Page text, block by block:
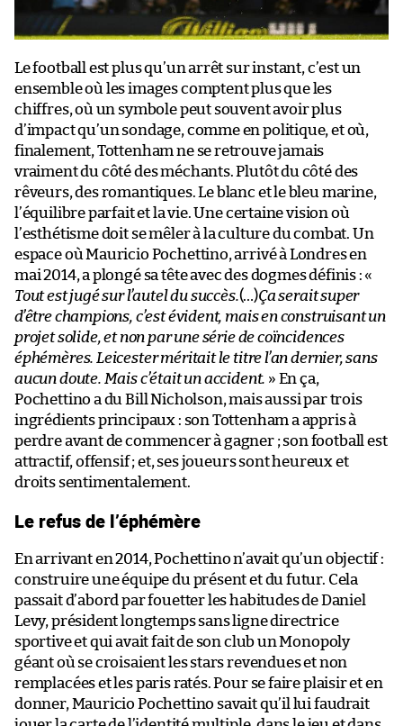
Le football est plus qu’un arrêt sur instant, c’est un
ensemble où les images comptent plus que les
chiffres, où un symbole peut souvent avoir plus
d’impact qu’un sondage, comme en politique, et où,
finalement, Tottenham ne se retrouve jamais
vraiment du côté des méchants. Plutôt du côté des
rêveurs, des romantiques. Le blanc et le bleu marine,
l’équilibre parfait et la vie. Une certaine vision où
l’esthétisme doit se mêler à la culture du combat. Un
espace où Mauricio Pochettino, arrivé à Londres en
mai 2014, a plongé sa tête avec des dogmes définis : «
Tout est jugé sur l’autel du succès.(…)Ça serait super
d’être champions, c’est évident, mais en construisant un
projet solide, et non par une série de coïncidences
éphémères. Leicester méritait le titre l’an dernier, sans
aucun doute. Mais c’était un accident. » En ça,
Pochettino a du Bill Nicholson, mais aussi par trois
ingrédients principaux : son Tottenham a appris à
perdre avant de commencer à gagner ; son football est
attractif, offensif ; et, ses joueurs sont heureux et
droits sentimentalement.
Le refus de l’éphémère
En arrivant en 2014, Pochettino n’avait qu’un objectif :
construire une équipe du présent et du futur. Cela
passait d’abord par fouetter les habitudes de Daniel
Levy, président longtemps sans ligne directrice
sportive et qui avait fait de son club un Monopoly
géant où se croisaient les stars revendues et non
remplacées et les paris ratés. Pour se faire plaisir et en
donner, Mauricio Pochettino savait qu’il lui faudrait